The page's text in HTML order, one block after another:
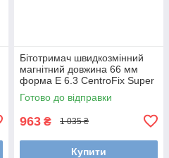
Бітотримач швидкозмінний
магнітний довжина 66 мм
форма E 6.3 CentroFix Super
Slim Wiha 39134
Готово до відправки
963 ₴ 1 035 ₴
Купити